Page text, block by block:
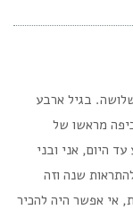
שני מתוך שלושה. בגיל ארבע
מראשו של
היום, אני ובני
שנה וזה
אי אפשר היה להכיר